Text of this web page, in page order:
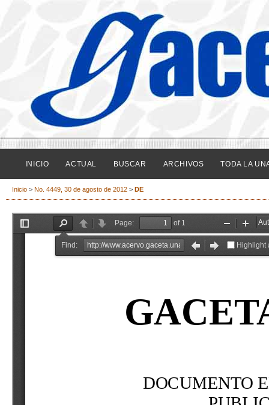
INICIO ACTUAL BUSCAR ARCHIVOS TODA LA
Inicio > No. 4449, 30 de agosto de 2012 > DE